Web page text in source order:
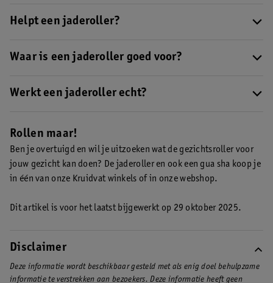
spieren in je gezicht ontspannen. Daarnaast zou jade een
huidirritatie en
rimpels verminderen . Maar dit is niet bewezen.
Helpt een jaderoller?
het verbeteren van je bloedcirculatie, helpen bij roodheid van je
bewezen dat een gezichtsroller hier echt bij helpt.
Waar is een jaderoller goed voor?
werking ontspannen je spieren.
Werkt een jaderoller echt?
ideaal voor een complete
Rollen maar!
Ben je overtuigd en wil je uitzoeken wat de gezichtsroller voor
jouw gezicht kan doen? De jaderoller en ook een gua sha koop je
in één van onze Kruidvat winkels of in onze webshop.
Dit artikel is voor het laatst bijgewerkt op 29 oktober 2025.
Disclaimer
Deze informatie wordt beschikbaar gesteld met als enig doel behulpzame
informatie te verstrekken aan bezoekers. Deze informatie heeft geen